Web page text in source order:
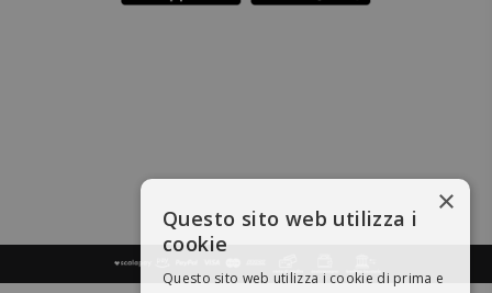
×
Questo sito web utilizza i
cookie
Questo sito web utilizza i cookie di prima e